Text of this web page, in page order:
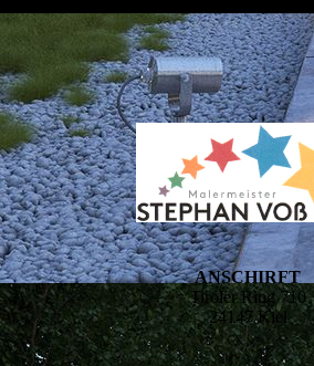
ANSCHIRFT
Tiroler Ring 710
24147 Kiel